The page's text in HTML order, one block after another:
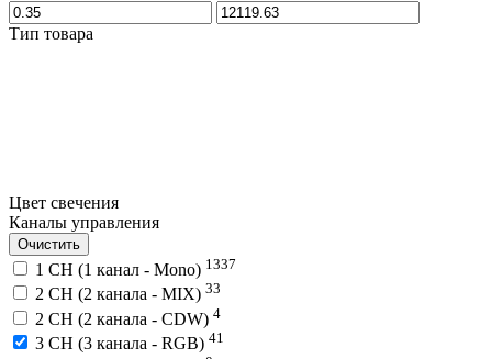
Тип товара
Цвет свечения
Каналы управления
Очистить
1 CH (1 канал - Mono) 1337
2 CH (2 канала - MIX) 33
2 CH (2 канала - CDW) 4
3 CH (3 канала - RGB) 41